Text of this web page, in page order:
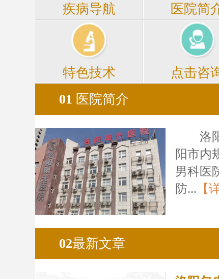
疾病导航 医院简
特色技术 点击咨
01 医院简介
洛
阳市内
男科医
防... 【
02最新文章